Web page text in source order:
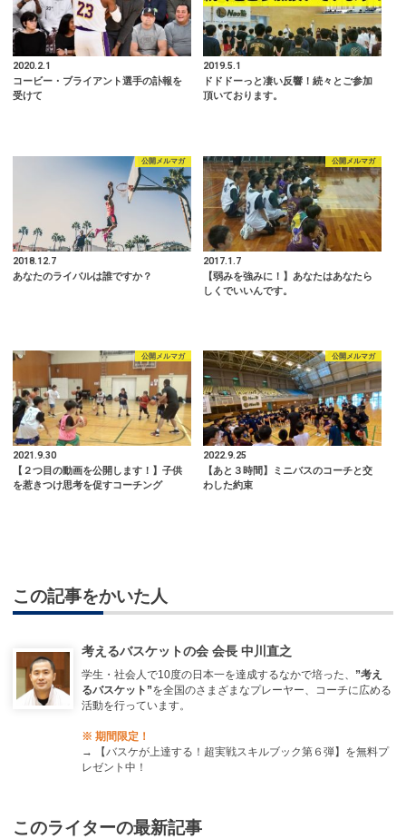
2020.2.1
コービー・ブライアント選手の訃報を
受けて
2019.5.1
ドドドーっと凄い反響！続々とご参加
頂いております。
公開メルマガ
2018.12.7
あなたのライバルは誰ですか？
公開メルマガ
2017.1.7
【弱みを強みに！】あなたはあなたら
しくでいいんです。
公開メルマガ
2021.9.30
【２つ目の動画を公開します！】子供
を惹きつけ思考を促すコーチング
公開メルマガ
2022.9.25
【あと３時間】ミニバスのコーチと交
わした約束
この記事をかいた人
考えるバスケットの会 会長 中川直之
学生・社会人で10度の日本一を達成するなかで培った、 ”考え
るバスケット”を全国のさまざまなプレーヤー、コーチに広める
活動を行っています。
※ 期間限定！
→
【バスケが上達する！超実戦スキルブック第６弾】を無料プ
レゼント中！
このライターの最新記事